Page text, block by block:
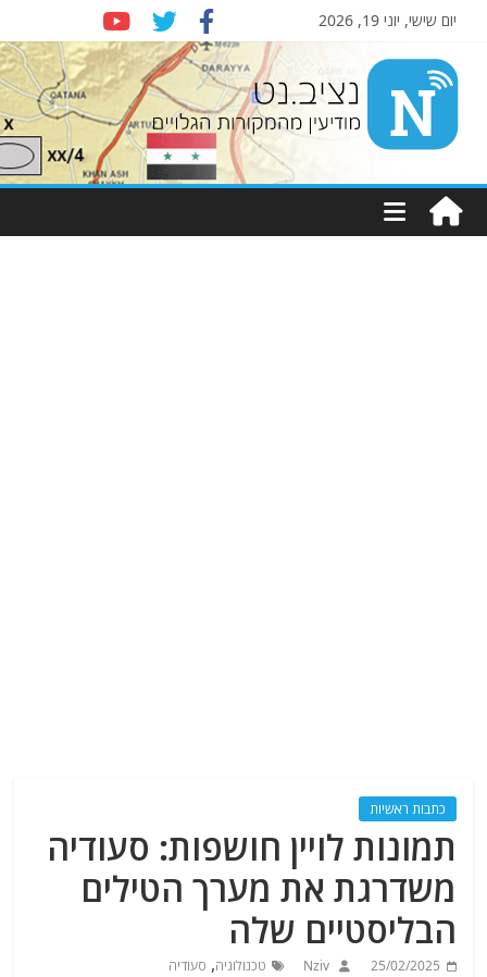
יום שישי, יוני 19, 2026
Nziv.net
מודיעין
מהמקורות
כתבות ראשיות
תמונות לויין חושפות: סעודיה
משדרגת את מערך הטילים
הבליסטיים שלה
25/02/2025
Nziv טכנולוגיה, סעודיה